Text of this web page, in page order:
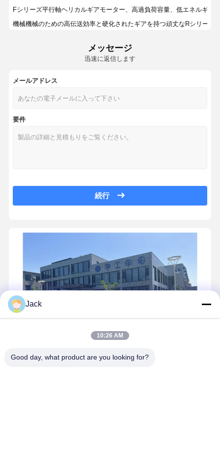
クレーン・ポリー・ブロック
ホイスト
輸送機器
持ち上げ装置
Fシリーズ平行軸ヘリカルギアモーター、高過負荷容量、低エネルギー
機械機械のための高伝送効率と硬化されたギアを持つ頑丈なRシリーズ
重用液体TKGドラムブレーキ,高トルククレーンブレーキシステム
高トルク用途向け、ソリッドシャフト出力と鋳鉄ハウジングを備えた
ZQ JZQ シリーズ 工業機械用 広範囲の温度範囲と高速入力速度を持つ
リモコン制御 ディーゼルエンジン RTG ゴムタイヤ付き ガントリーク
電動自走型モバイルゴムタイヤ付きガントリークレーン 16T容量,8Mス
流水処理用 ステンレス鋼 移動型 高容量 格子型 取っ取り型 スラグ 除去
3/5/10トン容量電動ホイスト、ダブルスピードハウジングとクレーンア
高品質のベアリングと重荷リフティングにおける開閉機能のためのマ
メッセージ
迅速に返信します
メールアドレス
要件
続行
2008年6月に河南省長原市に設立されたHuagongは,登録資本5600万
Jack
10:26 AM
Good day, what product are you looking for?